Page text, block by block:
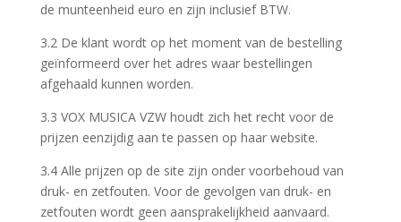
de munteenheid euro en zijn inclusief BTW.
3.2 De klant wordt op het moment van de bestelling
geïnformeerd over het adres waar bestellingen
afgehaald kunnen worden.
3.3 VOX MUSICA VZW houdt zich het recht voor de
prijzen eenzijdig aan te passen op haar website.
3.4 Alle prijzen op de site zijn onder voorbehoud van
druk- en zetfouten. Voor de gevolgen van druk- en
zetfouten wordt geen aansprakelijkheid aanvaard.